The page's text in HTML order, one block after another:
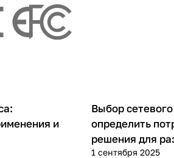
и
Советы
Выбор
определить
решения для
1 сентября 2025